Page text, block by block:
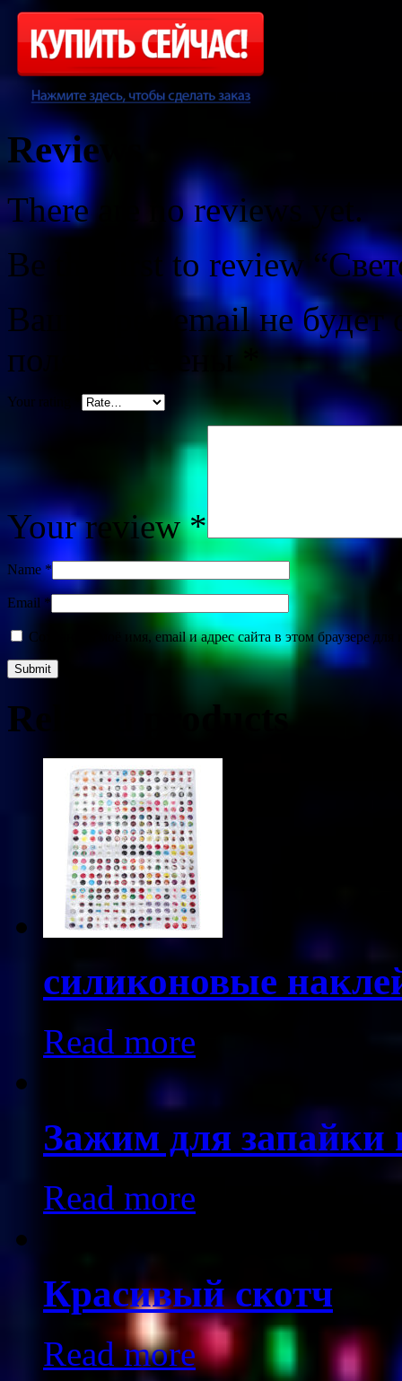
Reviews
There are no reviews yet.
Be the first to review
Ваш адрес email не будет
поля помечены
Your rating
Your review*
Name *
Email *
Сохранить моё имя, email и адрес сайта в этом браузере
Related products
силиконовые
Read more
Зажим для запайки
Read more
Красивый скотч
Read more